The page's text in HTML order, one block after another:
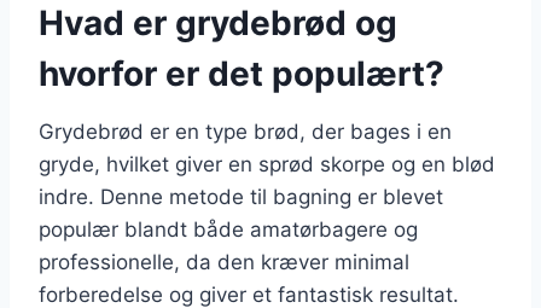
Hvad er grydebrød og
hvorfor er det populært?
Grydebrød er en type brød, der bages i en
gryde, hvilket giver en sprød skorpe og en blød
indre. Denne metode til bagning er blevet
populær blandt både amatørbagere og
professionelle, da den kræver minimal
forberedelse og giver et fantastisk resultat.